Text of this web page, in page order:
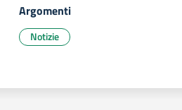
Argomenti
Notizie